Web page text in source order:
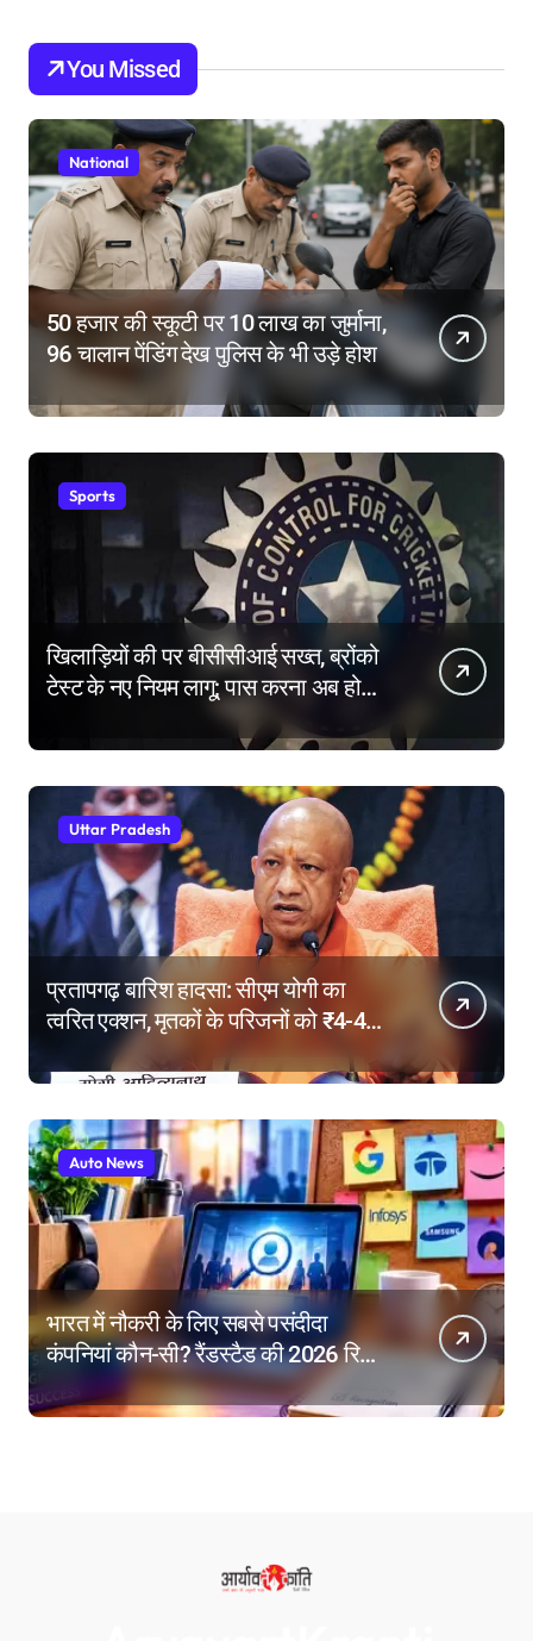
You Missed
National
50 हजार की स्कूटी पर 10 लाख का जुर्माना,
96 चालान पेंडिंग देख पुलिस के भी उड़े होश
Sports
खिलाड़ियों की पर बीसीसीआई सख्त, ब्रोंको
टेस्ट के नए नियम लागू; पास करना अब होगा
Uttar Pradesh
प्रतापगढ़ बारिश हादसा: सीएम योगी का
त्वरित एक्शन, मृतकों के परिजनों को ₹4-4
लाख की सहायता, घायलों के बेहतर इलाज के
निर्देश
Auto News
भारत में नौकरी के लिए सबसे पसंदीदा
कंपनियां कौन-सी? रैंडस्टैड की 2026 रिपोर्ट
में गूगल नंबर-1